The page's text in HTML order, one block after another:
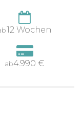
12 Wochen
ab4.990 €